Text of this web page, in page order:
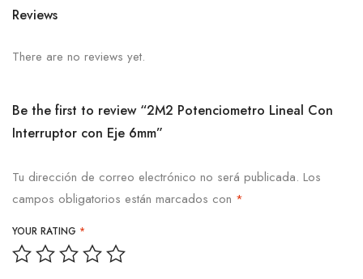
Reviews
There are no reviews yet.
Be the first to review “2M2 Potenciometro Lineal Con
Interruptor con Eje 6mm”
Tu dirección de correo electrónico no será publicada. Los
campos obligatorios están marcados con *
YOUR RATING *